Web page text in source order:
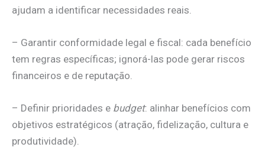
ajudam a identificar necessidades reais.
– Garantir conformidade legal e fiscal: cada benefício
tem regras específicas; ignorá-las pode gerar riscos
financeiros e de reputação.
– Definir prioridades e budget: alinhar benefícios com
objetivos estratégicos (atração, fidelização, cultura e
produtividade).